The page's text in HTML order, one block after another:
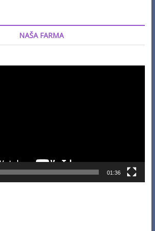
NAŠA FARMA
01:36